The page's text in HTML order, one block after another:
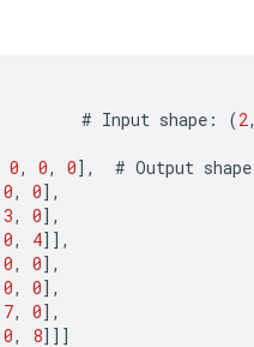
# Input shape : (2,
0, 0, 0] , # Output shape
0, 0] ,
3, 0] ,
0, 4]] ,
0, 0] ,
0, 0] ,
7, 0] ,
0, 8]]]